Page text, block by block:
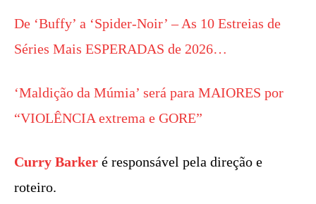
De ‘Buffy’ a ‘Spider-Noir’ – As 10 Estreias de
Séries Mais ESPERADAS de 2026…
‘Maldição da Múmia’ será para MAIORES por
“VIOLÊNCIA extrema e GORE”
Curry Barker é responsável pela direção e
roteiro.